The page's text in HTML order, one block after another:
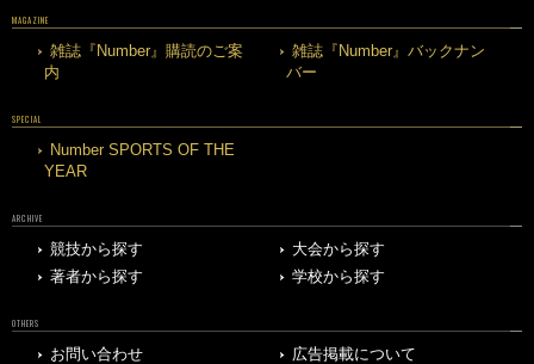
MAGAZINE
雑誌『Number』購読のご案
内
雑誌『Number』バックナン
バー
SPECIAL
Number SPORTS OF THE
YEAR
ARCHIVE
競技から探す
大会から探す
著者から探す
学校から探す
OTHERS
お問い合わせ
広告掲載について